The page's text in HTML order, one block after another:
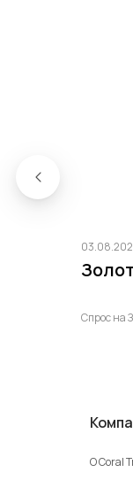
Спрос на
О Coral